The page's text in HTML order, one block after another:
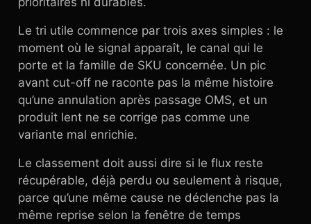
Le tri utile commence par trois axes simples : le
moment où le signal apparaît, le canal qui le
porte et la famille de SKU concernée. Un pic
avant cut-off ne raconte pas la même histoire
qu’une annulation après passage OMS, et un
produit lent ne se corrige pas comme une
variante mal enrichie.
Le classement doit aussi dire si le flux reste
récupérable, déjà perdu ou seulement à risque,
parce qu’une même cause ne déclenche pas la
même reprise selon la fenêtre de temps